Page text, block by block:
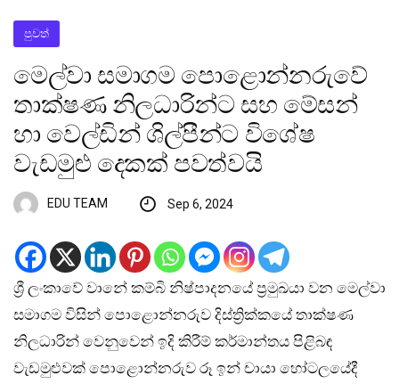
පුවත්
මෙල්වා සමාගම පොළොන්නරුවේ
තාක්ෂණ නිලධාරින්ට සහ මේසන්
හා වෙල්ඩින් ශිල්පීන්ට විශේෂ
වැඩමුළු දෙකක් පවත්වයි
EDU TEAM Sep 6, 2024
ශ්‍රී ලංකාවේ වානේ කම්බි නිෂ්පාදනයේ ප්‍රමුඛයා වන මෙල්වා
සමාගම විසින් පොළොන්නරුව දිස්ත්‍රික්කයේ තාක්ෂණ
නිලධාරින් වෙනුවෙන් ඉදි කිරීම් කර්මාන්තය පිළිබඳ
වැඩමුළුවක් පොළොන්නරුව රූ ඉන් චායා හෝටලයේදී